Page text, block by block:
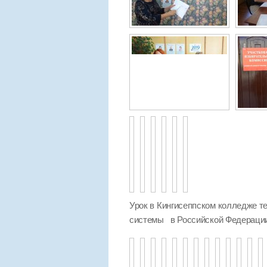
Урок в Кингисеппском колледже
системы в Российской